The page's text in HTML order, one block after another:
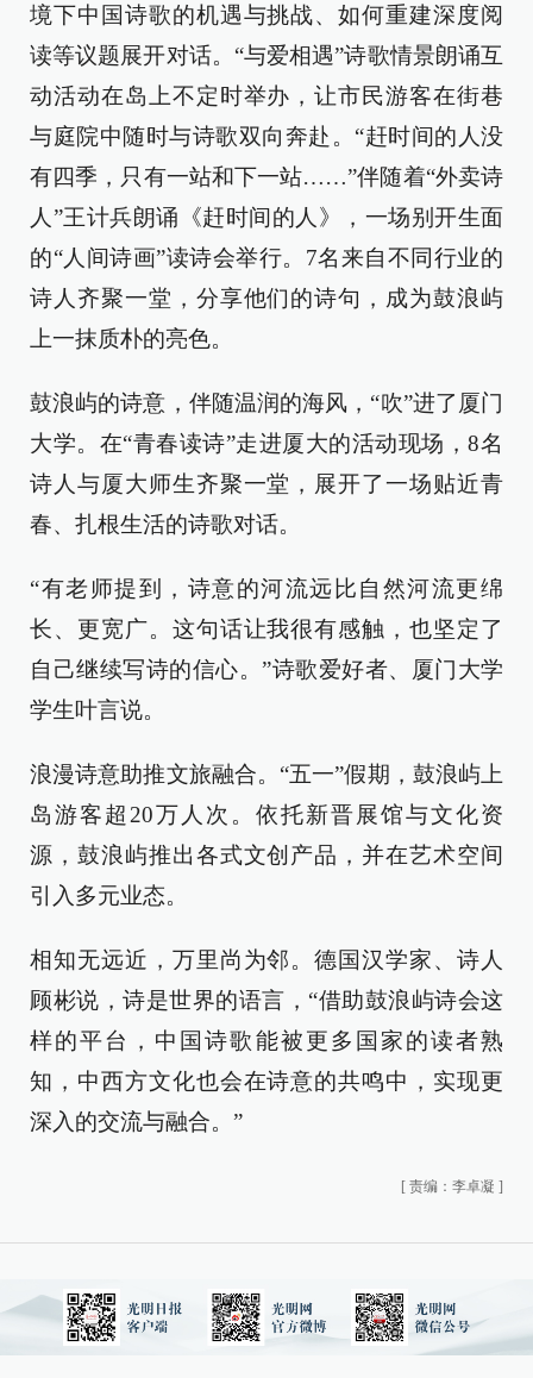
境下中国诗歌的机遇与挑战、如何重建深度阅
读等议题展开对话。“与爱相遇”诗歌情景朗诵互
动活动在岛上不定时举办，让市民游客在街巷
与庭院中随时与诗歌双向奔赴。“赶时间的人没
有四季，只有一站和下一站……”伴随着“外卖诗
人”王计兵朗诵《赶时间的人》，一场别开生面
的“人间诗画”读诗会举行。7名来自不同行业的
诗人齐聚一堂，分享他们的诗句，成为鼓浪屿
上一抹质朴的亮色。
鼓浪屿的诗意，伴随温润的海风，“吹”进了厦门
大学。在“青春读诗”走进厦大的活动现场，8名
诗人与厦大师生齐聚一堂，展开了一场贴近青
春、扎根生活的诗歌对话。
“有老师提到，诗意的河流远比自然河流更绵
长、更宽广。这句话让我很有感触，也坚定了
自己继续写诗的信心。”诗歌爱好者、厦门大学
学生叶言说。
浪漫诗意助推文旅融合。“五一”假期，鼓浪屿上
岛游客超20万人次。依托新晋展馆与文化资
源，鼓浪屿推出各式文创产品，并在艺术空间
引入多元业态。
相知无远近，万里尚为邻。德国汉学家、诗人
顾彬说，诗是世界的语言，“借助鼓浪屿诗会这
样的平台，中国诗歌能被更多国家的读者熟
知，中西方文化也会在诗意的共鸣中，实现更
深入的交流与融合。”
[ 责编：李卓凝 ]